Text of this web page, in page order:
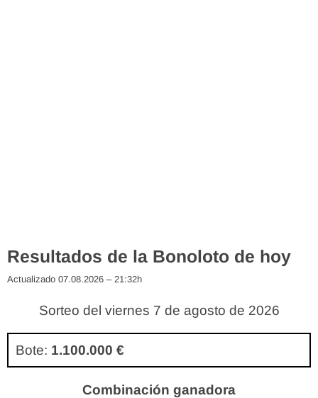
Resultados de la Bonoloto de hoy
Actualizado 07.08.2026 – 21:32h
Sorteo del viernes 7 de agosto de 2026
Bote: 1.100.000 €
Combinación ganadora